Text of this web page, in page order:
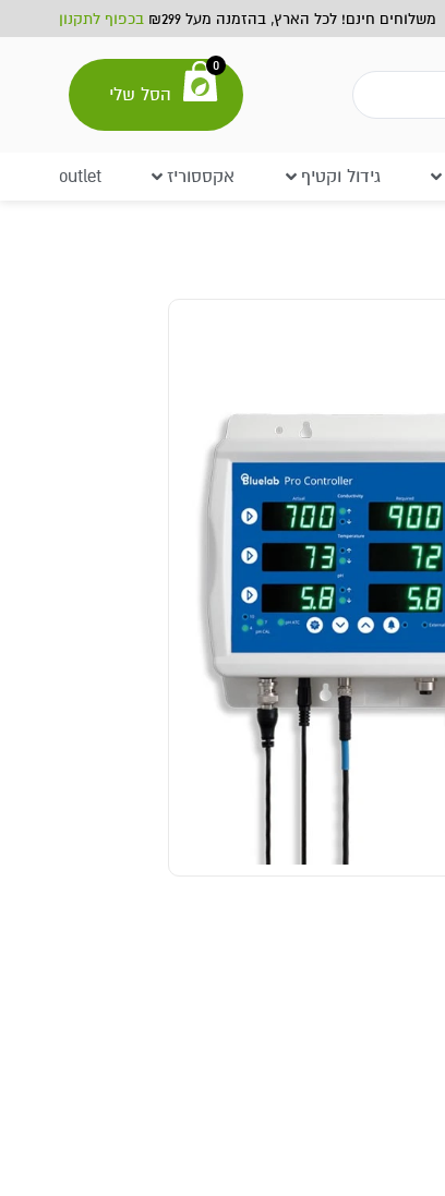
משלוחים חינם! לכל הארץ, בהזמנה מעל ₪299 בכפוף לתקנון
0
הסל שלי
גידול וקטיף אקססוריז outlet